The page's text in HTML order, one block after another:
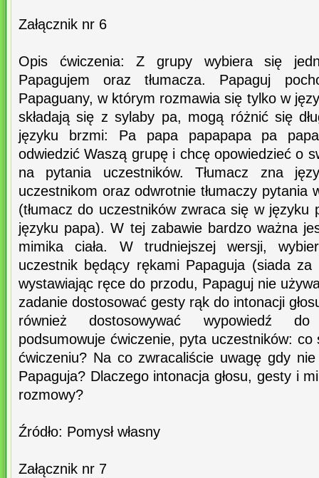
Załącznik nr 6
Opis ćwiczenia: Z grupy wybiera się
Papagujem oraz tłumacza. Papaguj
Papaguany, w którym rozmawia się tylko w
składają się z sylaby pa, mogą różnić się
języku brzmi: Pa papa papapapa pa
odwiedzić Waszą grupę i chcę opowiedzieć o
na pytania uczestników. Tłumacz zna
uczestnikom oraz odwrotnie tłumaczy pytania
(tłumacz do uczestników zwraca się w języku
języku papa). W tej zabawie bardzo ważna
mimika ciała. W trudniejszej wersji,
uczestnik będący rękami Papaguja (siada za
wystawiając ręce do przodu, Papaguj nie
zadanie dostosować gesty rąk do intonacji
również dostosowywać wypowiedź
podsumowuje ćwiczenie, pyta uczestników: co
ćwiczeniu? Na co zwracaliście uwagę gdy
Papaguja? Dlaczego intonacja głosu, gesty i
rozmowy?
Źródło: Pomysł własny
Załącznik nr 7